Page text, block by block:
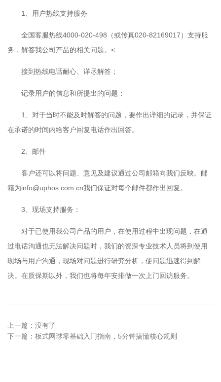
1、用户热线支持服务
全国客服热线4000-020-498（或传真020-82169017）支持服
务，解答我公司产品的相关问题。<
接到热线电话耐心、详尽解答；
记录用户的信息和所提出的问题；
1、对于当时不能及时解答的问题，要作出详细的记录，并保证
在承诺的时间内给客户回复电话作出回答。
2、邮件
客户还可以将问题、意见及建议通过公司邮箱向我们反映。邮
箱为info@uphos.com.cn我们保证对每个邮件都作出回复。
3、现场支持服务：
对于已使用我公司产品的用户，在使用过程中出现问题，在通
过电话沟通也无法解决问题时，我们的资深专业技术人员将到使用
现场与用户沟通，现场对问题进行研究分析，使问题迅速得到解
决。在质保期以外，我们也将每年安排做一次上门回访服务。
上一篇：没有了
下一篇： 板式网球零基础入门指南，5分钟搞懂核心规则